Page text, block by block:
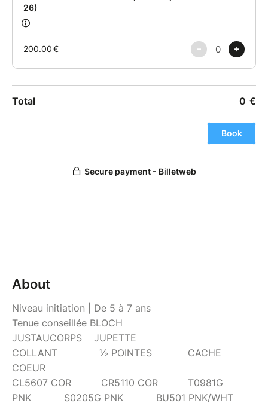
About
Niveau initiation | De 5 à 7 ans
Tenue conseillée BLOCH
JUSTAUCORPS JUPETTE
COLLANT ½ POINTES CACHE
COEUR
CL5607 COR CR5110 COR T0981G
PNK S0205G PNK BU501 PNK/WHT